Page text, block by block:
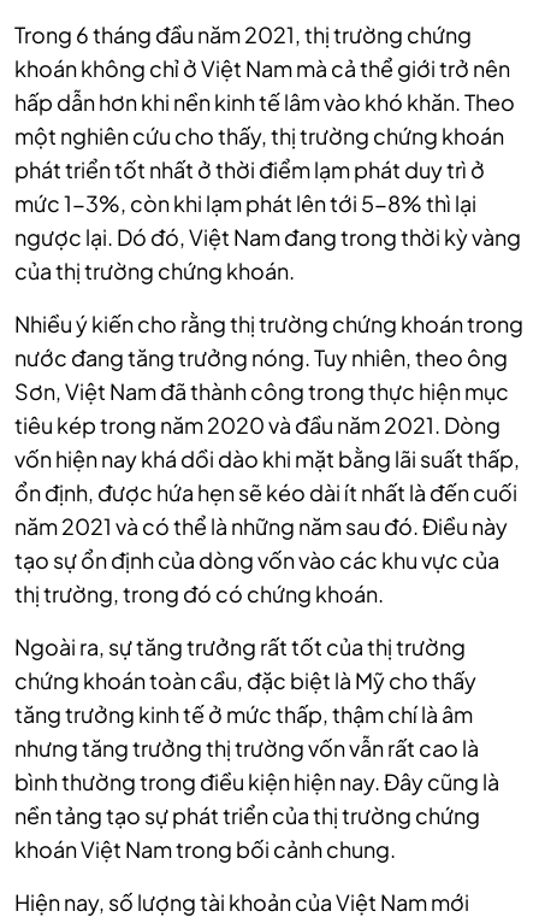
Trong 6 tháng đầu năm 2021, thị trường chứng
khoán không chỉ ở Việt Nam mà cả thể giới trở nên
hấp dẫn hơn khi nền kinh tế lâm vào khó khăn. Theo
một nghiên cứu cho thấy, thị trường chứng khoán
phát triển tốt nhất ở thời điểm lạm phát duy trì ở
mức 1-3%, còn khi lạm phát lên tới 5-8% thì lại
ngược lại. Dó đó, Việt Nam đang trong thời kỳ vàng
của thị trường chứng khoán.
Nhiều ý kiến cho rằng thị trường chứng khoán trong
nước đang tăng trưởng nóng. Tuy nhiên, theo ông
Sơn, Việt Nam đã thành công trong thực hiện mục
tiêu kép trong năm 2020 và đầu năm 2021. Dòng
vốn hiện nay khá dồi dào khi mặt bằng lãi suất thấp,
ổn định, được hứa hẹn sẽ kéo dài ít nhất là đến cuối
năm 2021 và có thể là những năm sau đó. Điều này
tạo sự ổn định của dòng vốn vào các khu vực của
thị trường, trong đó có chứng khoán.
Ngoài ra, sự tăng trưởng rất tốt của thị trường
chứng khoán toàn cầu, đặc biệt là Mỹ cho thấy
tăng trưởng kinh tế ở mức thấp, thậm chí là âm
nhưng tăng trưởng thị trường vốn vẫn rất cao là
bình thường trong điều kiện hiện nay. Đây cũng là
nền tảng tạo sự phát triển của thị trường chứng
khoán Việt Nam trong bối cảnh chung.
Hiện nay, số lượng tài khoản của Việt Nam mới